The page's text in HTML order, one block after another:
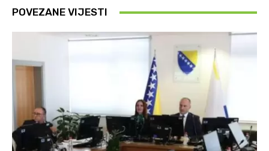
POVEZANE VIJESTI